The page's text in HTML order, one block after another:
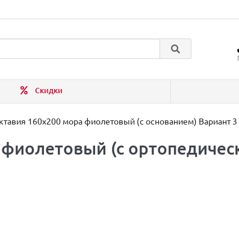
Скидки
160х200 мора фиолетовый (с основанием) Вариант 3
(с